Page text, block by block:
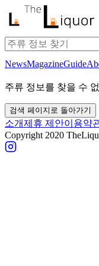
NewsMagazineGuide
주류 정보를 찾을 수
검색 페이지로 돌아가기
소개제휴 제안이용약
Copyright 2020